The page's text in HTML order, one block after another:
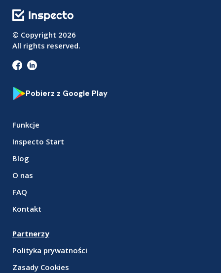
© Copyright 2026
All rights reserved.
Pobierz z Google Play
Funkcje
Inspecto Start
Blog
O nas
FAQ
Kontakt
Partnerzy
Polityka prywatności
Zasady Cookies